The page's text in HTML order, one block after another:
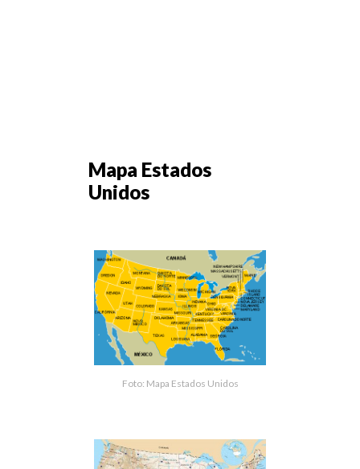
Mapa Estados
Unidos
Foto: Mapa Estados Unidos